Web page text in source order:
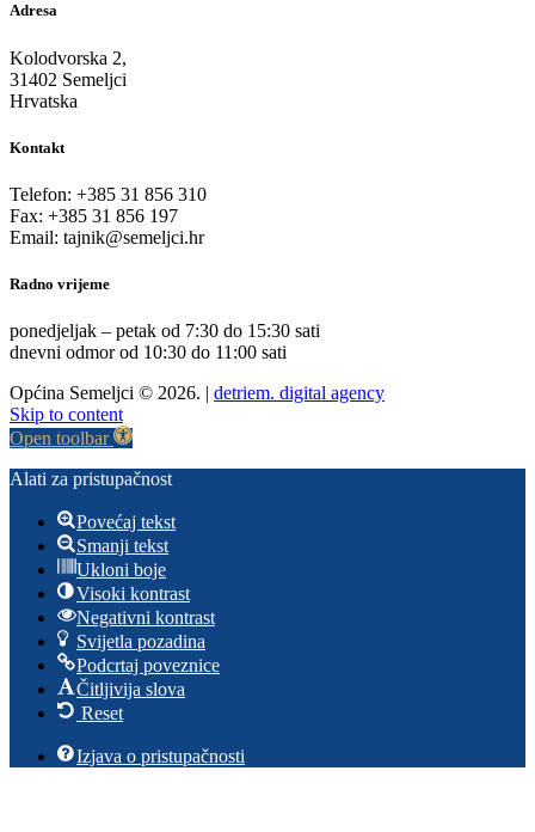
Adresa
Kolodvorska 2,
31402 Semeljci
Hrvatska
Kontakt
Telefon: +385 31 856 310
Fax: +385 31 856 197
Email: tajnik@semeljci.hr
Radno vrijeme
ponedjeljak – petak od 7:30 do 15:30 sati
dnevni odmor od 10:30 do 11:00 sati
Općina Semeljci © 2026. | detriem. digital agency
Skip to content
Open toolbar
Alati za pristupačnost
Povećaj tekst
Smanji tekst
Ukloni boje
Visoki kontrast
Negativni kontrast
Svijetla pozadina
Podcrtaj poveznice
Čitljivija slova
Reset
Izjava o pristupačnosti